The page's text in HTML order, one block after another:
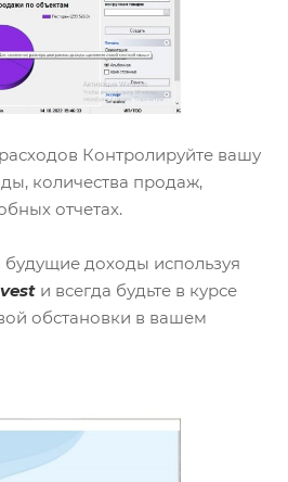
Контролируйте вашу
количества продаж,
отчетах.
доходы используя
и всегда будьте в курсе
обстановки в вашем